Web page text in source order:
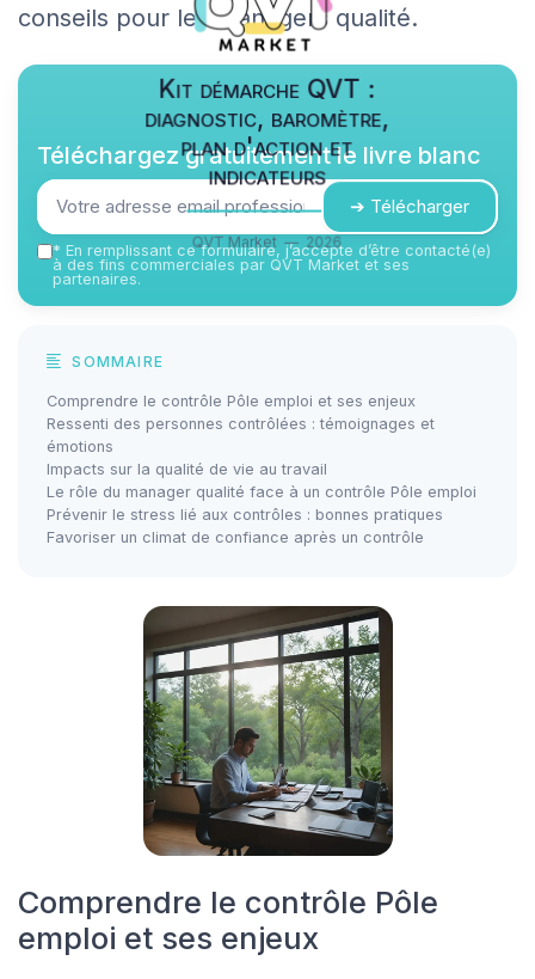
conseils pour les managers qualité.
Kit démarche QVT :
diagnostic, baromètre,
plan d'action et
indicateurs
QVT Market — 2026
Téléchargez gratuitement le livre blanc
➔ Télécharger
* En remplissant ce formulaire, j’accepte d’être contacté(e)
à des fins commerciales par QVT Market et ses
partenaires.
SOMMAIRE
Comprendre le contrôle Pôle emploi et ses enjeux
Ressenti des personnes contrôlées : témoignages et
émotions
Impacts sur la qualité de vie au travail
Le rôle du manager qualité face à un contrôle Pôle emploi
Prévenir le stress lié aux contrôles : bonnes pratiques
Favoriser un climat de confiance après un contrôle
Comprendre le contrôle Pôle
emploi et ses enjeux